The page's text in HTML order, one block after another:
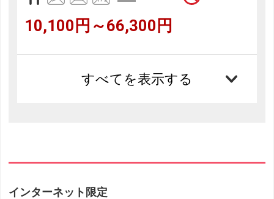
10,100円～66,300円
すべてを表示する
インターネット限定